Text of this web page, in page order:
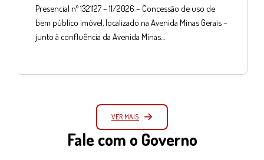
Presencial nº 1321127 – 11/2026 – Concessão de uso de
bem público imóvel, localizado na Avenida Minas Gerais –
junto à confluência da Avenida Minas…
VER MAIS
Fale com o Governo